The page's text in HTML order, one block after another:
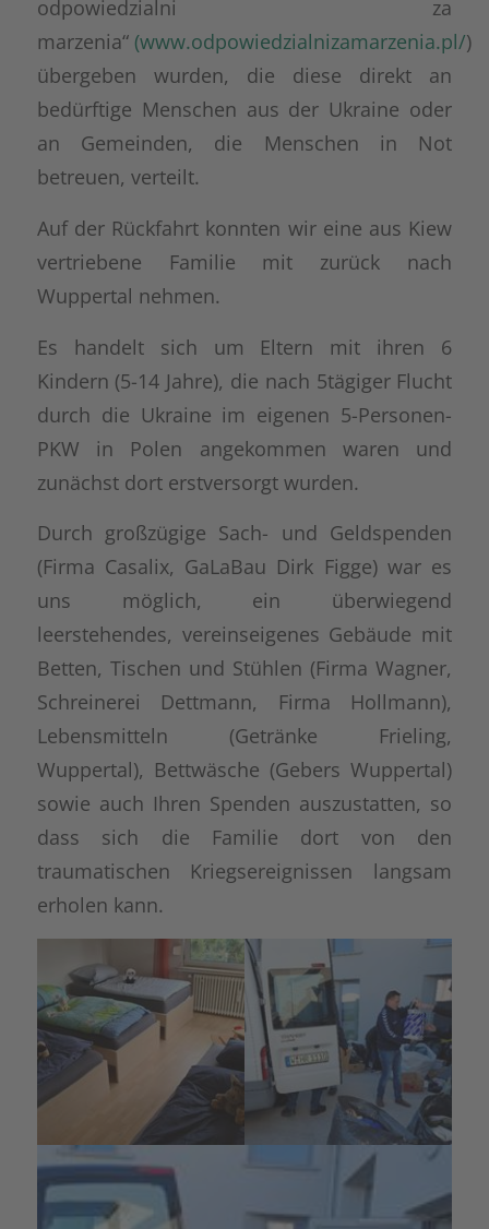
odpowiedzialni za
marzenia“ (www.odpowiedzialnizamarzenia.pl/)
übergeben wurden, die diese direkt an
bedürftige Menschen aus der Ukraine oder
an Gemeinden, die Menschen in Not
betreuen, verteilt.
Auf der Rückfahrt konnten wir eine aus Kiew
vertriebene Familie mit zurück nach
Wuppertal nehmen.
Es handelt sich um Eltern mit ihren 6
Kindern (5-14 Jahre), die nach 5tägiger Flucht
durch die Ukraine im eigenen 5-Personen-
PKW in Polen angekommen waren und
zunächst dort erstversorgt wurden.
Durch großzügige Sach- und Geldspenden
(Firma Casalix, GaLaBau Dirk Figge) war es
uns möglich, ein überwiegend
leerstehendes, vereinseigenes Gebäude mit
Betten, Tischen und Stühlen (Firma Wagner,
Schreinerei Dettmann, Firma Hollmann),
Lebensmitteln (Getränke Frieling,
Wuppertal), Bettwäsche (Gebers Wuppertal)
sowie auch Ihren Spenden auszustatten, so
dass sich die Familie dort von den
traumatischen Kriegsereignissen langsam
erholen kann.